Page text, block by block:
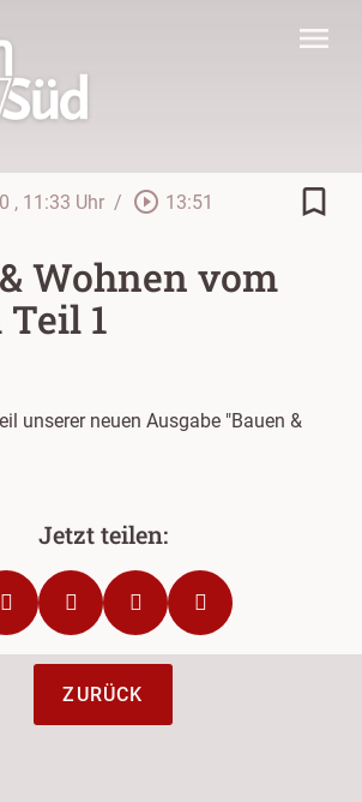
menu
, 11:33 Uhr / play_circle_outline 13:51 bookmark_border
Wohnen vom
Teil 1
unserer neuen Ausgabe "Bauen &
ZURÜCK